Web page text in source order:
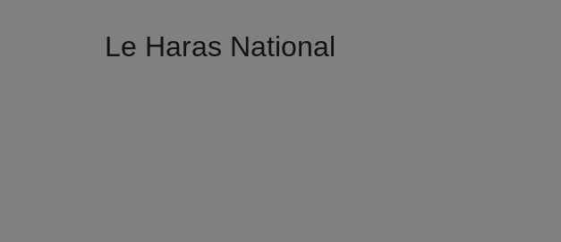
Le Haras National